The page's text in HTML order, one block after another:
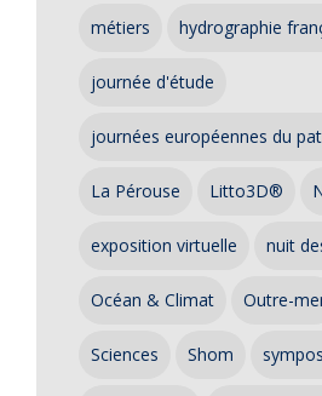
métiers hydrographie
journée d'étude
journées européennes du
La Pérouse Litto3D®
exposition virtuelle nuit
Océan & Climat Outre-
Sciences Shom